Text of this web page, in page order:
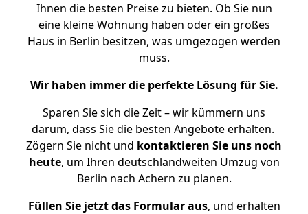
Ihnen die besten Preise zu bieten. Ob Sie nun
eine kleine Wohnung haben oder ein großes
Haus in Berlin besitzen, was umgezogen werden
muss.
Wir haben immer die perfekte Lösung für Sie.
Sparen Sie sich die Zeit – wir kümmern uns
darum, dass Sie die besten Angebote erhalten.
Zögern Sie nicht und kontaktieren Sie uns noch
heute, um Ihren deutschlandweiten Umzug von
Berlin nach Achern zu planen.
Füllen Sie jetzt das Formular aus, und erhalten